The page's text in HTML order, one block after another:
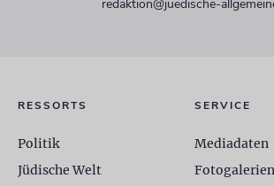
redaktion@juedische-
RESSORTS
Politik
Jüdische Welt
SERVICE
Mediadaten
Fotogalerien